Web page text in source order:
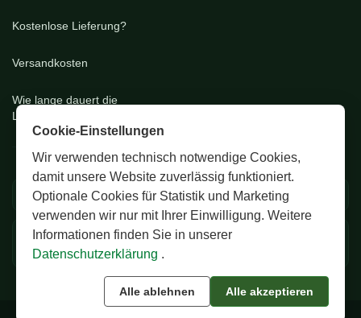
Cookie-Einstellungen
Wir verwenden technisch notwendige Cookies,
damit unsere Website zuverlässig funktioniert.
Optionale Cookies für Statistik und Marketing
verwenden wir nur mit Ihrer Einwilligung. Weitere
Informationen finden Sie in unserer
Datenschutzerklärung .
Alle ablehnen Alle akzeptieren
Kostenlose Lieferung?
Versandkosten
Wie lange dauert die
Lieferung?
🚚 EU & CH Versand 🔒 Diskrete Verpackung
✅ Zertifizierte Premium
Samen
💬 24/7 Support